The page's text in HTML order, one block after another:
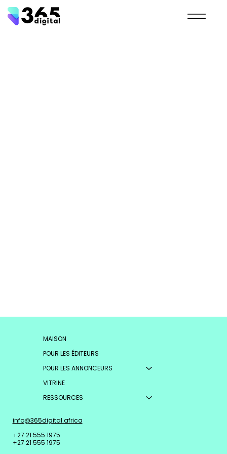
info@365digital.africa
+27 21 555 1975
+27 21 555 1975
MAISON
POUR LES ÉDITEURS
POUR LES ANNONCEURS
VITRINE
RESSOURCES